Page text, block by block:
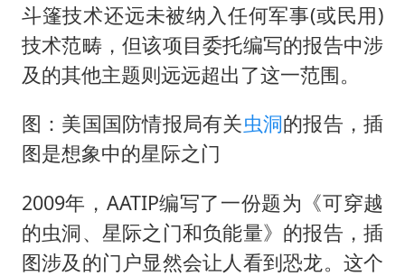
斗篷技术还远未被纳入任何军事(或民用)
技术范畴，但该项目委托编写的报告中涉
及的其他主题则远远超出了这一范围。
图：美国国防情报局有关虫洞的报告，插
图是想象中的星际之门
2009年，AATIP编写了一份题为《可穿越
的虫洞、星际之门和负能量》的报告，插
图涉及的门户显然会让人看到恐龙。这个